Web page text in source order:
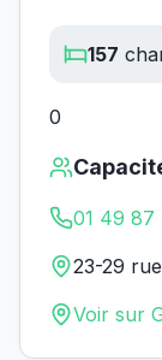
157
0
01 49 87
23-29
Voir sur